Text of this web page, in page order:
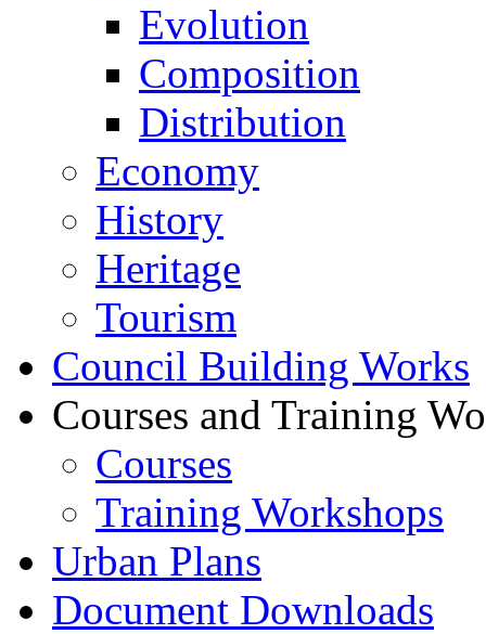
Evolution
Composition
Distribution
Economy
History
Heritage
Tourism
Council Building Works
Courses and Training
Courses
Training Workshops
Urban Plans
Document Downloads